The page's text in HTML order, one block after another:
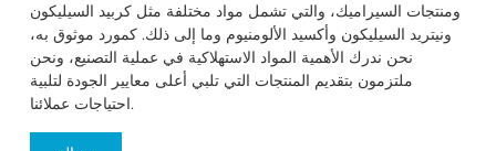
ومنتجات السيراميك، والتي تشمل مواد مختلفة مثل كربيد السيليكون
ونيتريد السيليكون وأكسيد الألومنيوم وما إلى ذلك. كمورد موثوق به،
نحن ندرك الأهمية المواد الاستهلاكية في عملية التصنيع، ونحن
ملتزمون بتقديم المنتجات التي تلبي أعلى معايير الجودة لتلبية
احتياجات عملائنا.